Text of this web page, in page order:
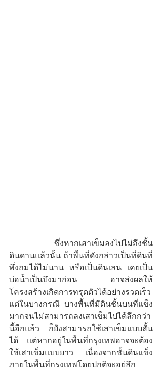
ดินดานแล้วนั้น ถ้าพื้นที่ดังกล่าวเป็นที่ดินที่
พึ่งถมได้ไม่นาน หรือเป็นดินเลน เคยเป็น
บ่อน้ำเป็นบึงมาก่อน อาจส่งผลให้
โครงสร้างเกิดการทรุดตัวได้อย่างรวดเร็ว
แต่ในบางกรณี บางพื้นที่มีดินชั้นบนที่แข็ง
มากจนไม่สามารถลงเสาเข็มไปได้ลึกกว่า
นี้อีกแล้ว ก็ยังสามารถใช้เสาเข็มแบบสั้น
ได้ แต่หากอยู่ในพื้นที่กรุงเทพอาจจะต้อง
ใช้เสาเข็มแบบยาว เนื่องจากชั้นดินแข็ง
ภายในพื้นที่กรุงเทพโดยปกติจะอยู่ลึก